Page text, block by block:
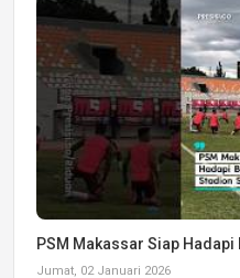
PSM Makassar Siap
Jumat, 02 Januari 2026